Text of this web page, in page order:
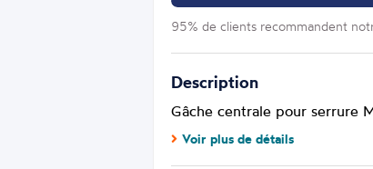
95% de clients recommandent
Description
Gâche centrale pour serrure
Voir plus de détails